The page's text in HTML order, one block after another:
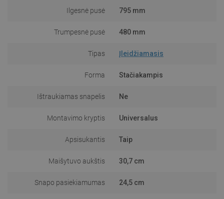
Ilgesnė pusė 795 mm
Trumpesnė pusė 480 mm
Tipas Įleidžiamasis
Forma Stačiakampis
Ištraukiamas snapelis Ne
Montavimo kryptis Universalus
Apsisukantis Taip
Maišytuvo aukštis 30,7 cm
Snapo pasiekiamumas 24,5 cm